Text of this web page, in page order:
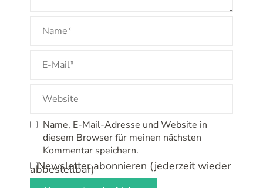
Name, E-Mail-Adresse und Website in
diesem Browser für meinen nächsten
Kommentar speichern.
Newsletter abonnieren (jederzeit wieder
abbestellbar)